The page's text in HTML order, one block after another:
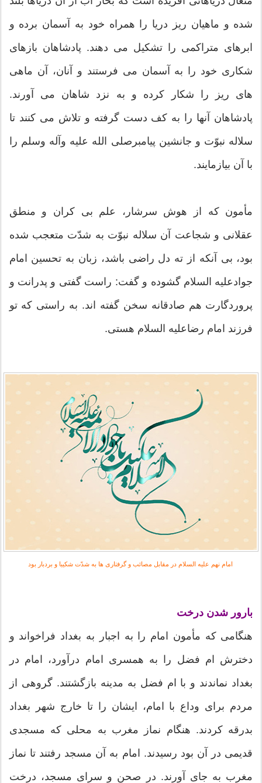
شده و ماهیان ریز دریا را همراه خود به آسمان برده و
ابرهای متراکمی را تشکیل می دهند. پادشاهان بازهای
شکاری خود را به آسمان می فرستند و آنان، آن ماهی
های ریز را شکار کرده و به نزد شاهان می آورند.
پادشاهان آنها را به کف دست گرفته و تلاش می کنند تا
سلاله نبوّت و جانشین پیامبرصلی الله علیه وآله وسلم را
با آن بیازمایند.
مأمون که از هوش سرشار، علم بی کران و منطق
عقلانی و شجاعت آن سلاله نبوّت به شدّت متعجب شده
بود، بی آنکه از ته دل راضی باشد، زبان به تحسین امام
جوادعلیه السلام گشوده و گفت: راست گفتی و پدرانت و
پروردگارت هم صادقانه سخن گفته اند. به راستی که تو
فرزند امام رضاعلیه السلام هستی.
امام نهم علیه السلام در مقابل مصائب و گرفتاری ها به شدّت شکیبا و بردبار بود
بارور شدن درخت
هنگامی که مأمون امام را به اجبار به بغداد فراخواند و
دخترش ام فضل را به همسری امام درآورد، امام در
بغداد نماندند و با ام فضل به مدینه بازگشتند. گروهی از
مردم برای وداع با امام، ایشان را تا خارج شهر بغداد
بدرقه کردند. هنگام نماز مغرب به محلی که مسجدی
قدیمی در آن بود رسیدند. امام به آن مسجد رفتند تا نماز
مغرب به جای آورند. در صحن و سرای مسجد، درخت